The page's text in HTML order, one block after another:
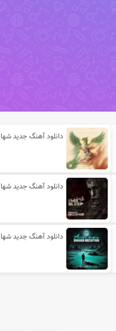
دانلود آهنگ جدید
دانلود آهنگ جدید
دانلود آهنگ جدید